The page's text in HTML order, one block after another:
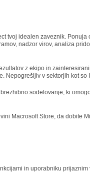
tvoj idealen zaveznik.
nadzor virov, analiza
z ekipo in
v sektorjih kot
sodelovanje, ki
Macrosoft Store, da dobite
in uporabniku